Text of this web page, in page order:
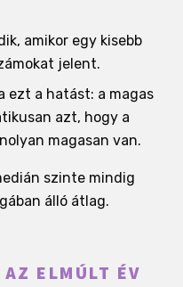
amikor egy kisebb
jelent.
ezt a hatást: a magas
azt, hogy a
magasan van.
szinte mindig
álló átlag.
ELMÚLT ÉV